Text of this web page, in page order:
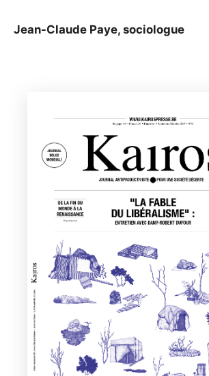
Jean-Claude Paye, sociologue